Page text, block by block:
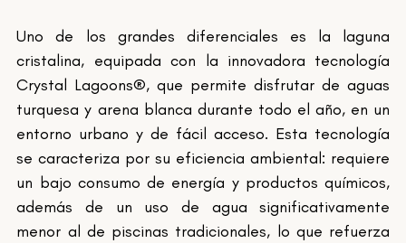
Uno de los grandes diferenciales es la laguna
cristalina, equipada con la innovadora tecnología
Crystal Lagoons®, que permite disfrutar de aguas
turquesa y arena blanca durante todo el año, en un
entorno urbano y de fácil acceso. Esta tecnología
se caracteriza por su eficiencia ambiental: requiere
un bajo consumo de energía y productos químicos,
además de un uso de agua significativamente
menor al de piscinas tradicionales, lo que refuerza